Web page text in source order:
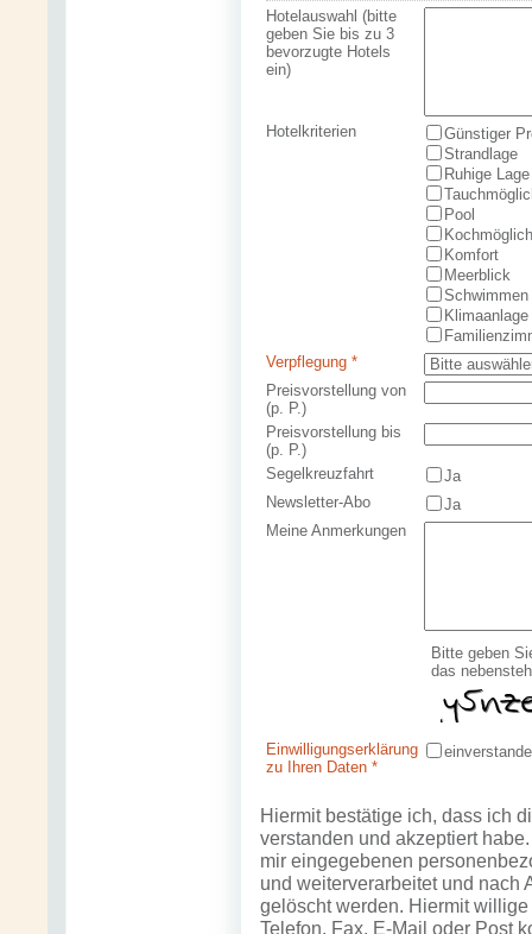
Hotelauswahl (bitte
geben Sie bis zu 3
bevorzugte Hotels
ein)
Hotelkriterien
Günstiger
Strandlage
Ruhige Lage
Pool
Komfort
Meerblick
Klimaanlage
Verpflegung *
Preisvorstellung von
(p. P.)
Preisvorstellung bis
(p. P.)
Segelkreuzfahrt
Ja
Newsletter-Abo
Ja
Meine Anmerkungen
Bitte geben
das
Einwilligungserklärung
zu Ihren Daten *
Hiermit bestätige ich, dass ich
verstanden und akzeptiert
mir eingegebenen
und weiterverarbeitet und nach
gelöscht werden. Hiermit
Telefon, Fax, E-Mail oder Post